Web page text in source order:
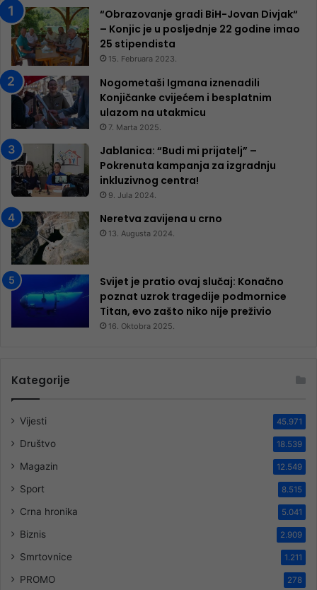
“Obrazovanje gradi BiH-Jovan Divjak“
– Konjic je u posljednje 22 godine imao
25 ​​stipendista
15. Februara 2023.
Nogometaši Igmana iznenadili
Konjičanke cvijećem i besplatnim
ulazom na utakmicu
7. Marta 2025.
Jablanica: “Budi mi prijatelj” –
Pokrenuta kampanja za izgradnju
inkluzivnog centra!
9. Jula 2024.
Neretva zavijena u crno
13. Augusta 2024.
Svijet je pratio ovaj slučaj: Konačno
poznat uzrok tragedije podmornice
Titan, evo zašto niko nije preživio
16. Oktobra 2025.
Kategorije
Vijesti 45.971
Društvo 18.539
Magazin 12.549
Sport 8.515
Crna hronika 5.041
Biznis 2.909
Smrtovnice 1.211
PROMO 278